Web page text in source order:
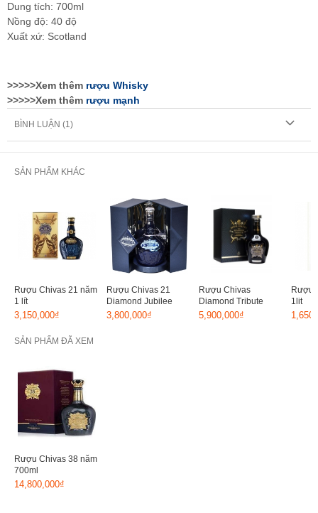
Dung tích: 700ml
Nồng độ: 40 độ
Xuất xứ: Scotland
>>>>>Xem thêm rượu Whisky
>>>>>Xem thêm rượu mạnh
BÌNH LUẬN (1)
SẢN PHẨM KHÁC
Rượu Chivas 21 năm
1 lít
3,150,000₫
Rượu Chivas 21
Diamond Jubilee
3,800,000₫
Rượu Chivas
Diamond Tribute
5,900,000₫
Rượu
1lit
SẢN PHẨM ĐÃ XEM
Rượu Chivas 38 năm
700ml
14,800,000₫